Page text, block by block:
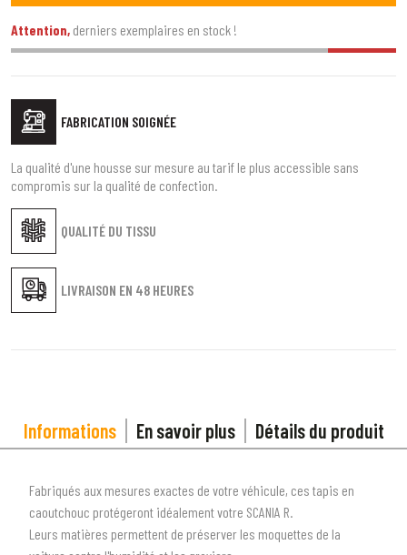
Attention, derniers exemplaires en stock !
FABRICATION SOIGNÉE
QUALITÉ DU TISSU
LIVRAISON EN 48 HEURES
La qualité d'une housse sur mesure au tarif le plus accessible sans
compromis sur la qualité de confection.
Informations En savoir plus Détails du produit
Fabriqués aux mesures exactes de votre véhicule, ces tapis en
caoutchouc protégeront idéalement votre SCANIA R
Leurs matières permettent de préserver les moquettes de la